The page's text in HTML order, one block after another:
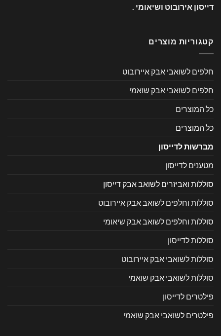
דייסון אירובוט ושיאומי .
קטגוריות מוצרים
חלפים לשואבי אבק איירובוט
חלפים לשואבי אבק שואמי
כל המוצרים
כל המוצרים
מברשות לדייסון
מטענים לדייסון
סוללות ואביזרים לשואב אבק דייסון
סוללות וחלפים לשואב אבק איירובוט
סוללות וחלפים לשואב אבק שיאומי
סוללות לדייסון
סוללות לשואבי אבק איירובוט
סוללות לשואבי אבק שואמי
פילטרים לדייסון
פילטרים לשואבי אבק שואמי